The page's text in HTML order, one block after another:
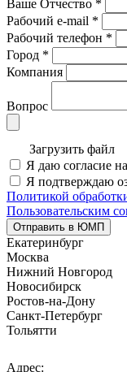
Ваше Отчество *
Рабочий e-mail *
Рабочий телефон *
Город *
Компания
Вопрос
Загрузить файл
Я даю согласие
Я подтверждаю
Политикой
Пользовательским
Отправить в ЮМП
Екатеринбург
Москва
Нижний Новгород
Новосибирск
Ростов-на-Дону
Санкт-Петербург
Тольятти
Адрес: